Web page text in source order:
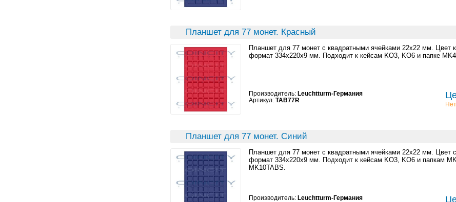
Планшет для 77 монет. Красный
Планшет для 77 монет с квадратными ячейками 22x22 мм. Цвет
формат 334x220x9 мм. Подходит к кейсам KO3, KO6 и папке
Производитель: Leuchtturm-Германия
Артикул: TAB77R
Планшет для 77 монет. Синий
Планшет для 77 монет с квадратными ячейками 22x22 мм. Цвет
формат 334x220x9 мм. Подходит к кейсам KO3, KO6 и папкам
MK10TABS.
Производитель: Leuchtturm-Германия